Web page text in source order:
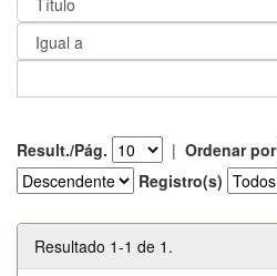
Result./Pág. | Ordenar por
Registro(s)
Resultado 1-1 de 1.